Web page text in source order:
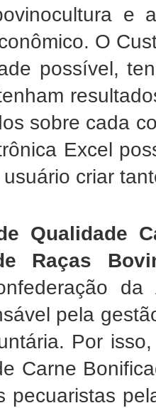
e
O
possível,
sobre cada
Excel
criar
Qualidade
Raças
da
pela
Por
Carne
pecuaristas